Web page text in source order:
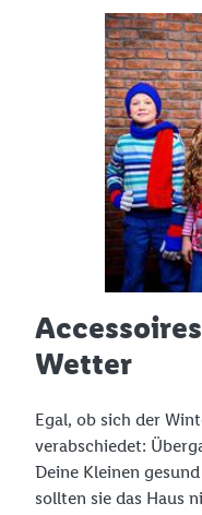
Wetter
Egal, ob sich der
verabschiedet:
Deine Kleinen
sollten sie das Haus